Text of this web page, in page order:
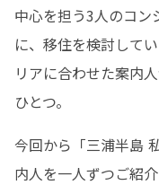
中心を担う3人のコ
に、移住を検討して
リアに合わせた案内
ひとつ。
今回から「三浦半島
内人を一人ずつご紹